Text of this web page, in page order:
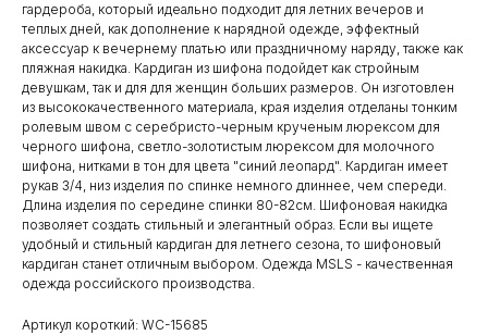
гардероба, который идеально подходит для летних вечеров и
теплых дней, как дополнение к нарядной одежде, эффектный
аксессуар к вечернему платью или праздничному наряду, также как
пляжная накидка. Кардиган из шифона подойдет как стройным
девушкам, так и для для женщин больших размеров. Он изготовлен
из высококачественного материала, края изделия отделаны тонким
ролевым швом с серебристо-черным крученым люрексом для
черного шифона, светло-золотистым люрексом для молочного
шифона, нитками в тон для цвета "синий леопард". Кардиган имеет
рукав 3/4, низ изделия по спинке немного длиннее, чем спереди.
Длина изделия по середине спинки 80-82см. Шифоновая накидка
позволяет создать стильный и элегантный образ. Если вы ищете
удобный и стильный кардиган для летнего сезона, то шифоновый
кардиган станет отличным выбором. Одежда MSLS - качественная
одежда российского производства.
Артикул короткий: WС-15685